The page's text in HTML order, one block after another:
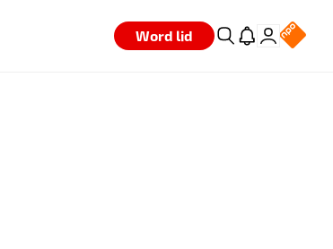
Word lid